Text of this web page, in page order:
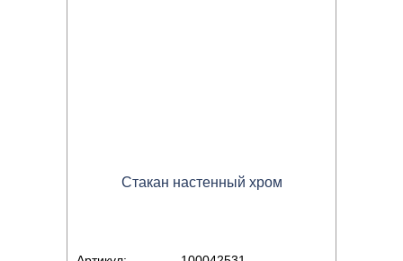
Стакан настенный хром